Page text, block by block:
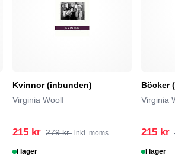
Kvinnor (inbunden)
Virginia Woolf
215 kr 279 kr inkl. moms
I lager
Böcker
Virginia
215 kr
I lager